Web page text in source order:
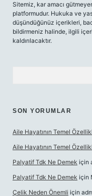
Sitemiz, kar amacı
platformudur. Hukuka ve
düşündüğünüz içerikleri,
bildirmeniz halinde, ilgili
kaldırılacaktır.
SON YORUMLAR
Aile Hayatının Temel
Aile Hayatının Temel
Palyatif Tdk Ne Demek için
Palyatif Tdk Ne Demek için
Çelik Neden Önemli için